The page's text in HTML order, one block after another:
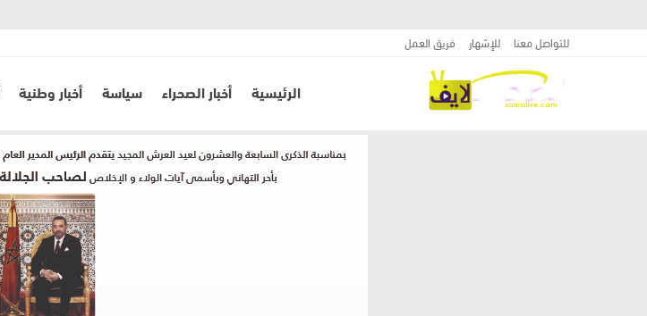
للتواصل معنا للإشهار فريق العمل
الرئيسية أخبار الصحراء سياسة أخبار وطنية